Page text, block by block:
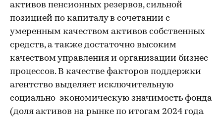
активов пенсионных резервов, сильной
позицией по капиталу в сочетании с
умеренным качеством активов собственных
средств, а также достаточно высоким
качеством управления и организации бизнес-
процессов. В качестве факторов поддержки
агентство выделяет исключительную
социально-экономическую значимость фонда
(доля активов на рынке по итогам 2024 года